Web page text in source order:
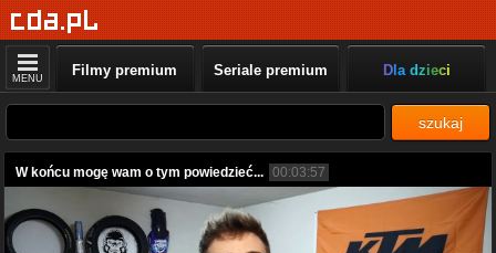
MENU Filmy premium Seriale premium Dla dzieci
szukaj
W końcu mogę wam o tym powiedzieć... 00:03:57